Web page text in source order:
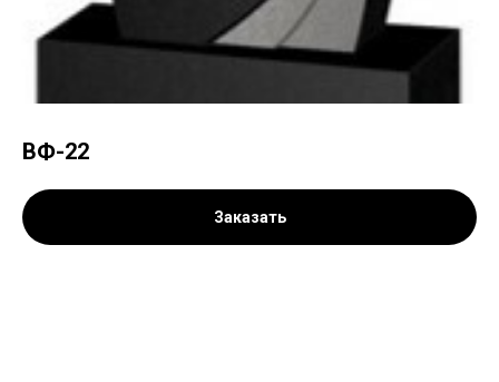
ВФ-22
Заказать